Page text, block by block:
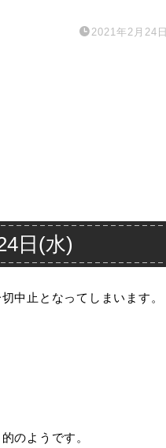
2021年2月24日
日(水)
中止となってしまいます。
のようです。